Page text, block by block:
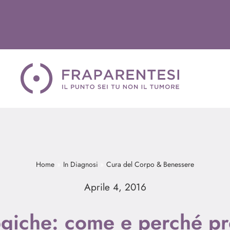
Home In Diagnosi Cura del Corpo & Benessere
Aprile 4, 2016
come e perché